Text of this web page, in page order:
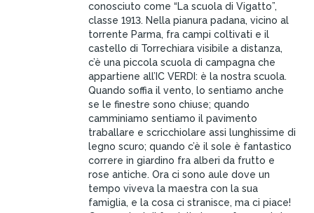
conosciuto come “La scuola di Vigatto”,
classe 1913. Nella pianura padana, vicino al
torrente Parma, fra campi coltivati e il
castello di Torrechiara visibile a distanza,
c’è una piccola scuola di campagna che
appartiene all’IC VERDI: è la nostra scuola.
Quando soffia il vento, lo sentiamo anche
se le finestre sono chiuse; quando
camminiamo sentiamo il pavimento
traballare e scricchiolare assi lunghissime di
legno scuro; quando c’è il sole è fantastico
correre in giardino fra alberi da frutto e
rose antiche. Ora ci sono aule dove un
tempo viveva la maestra con la sua
famiglia, e la cosa ci stranisce, ma ci piace!